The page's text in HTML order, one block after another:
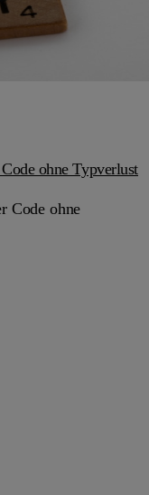
ohne Typverlust
Code ohne